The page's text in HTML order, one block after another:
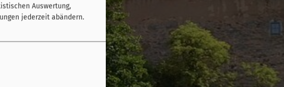
Auswertung,
jederzeit abändern.